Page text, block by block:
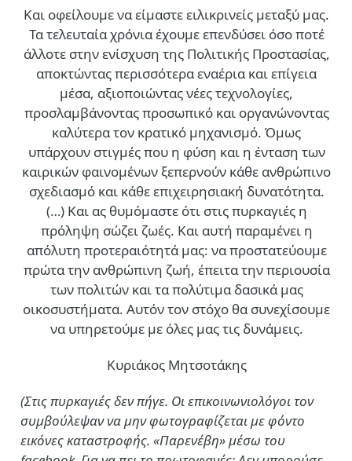
Και οφείλουμε να είμαστε ειλικρινείς μεταξύ μας.
Τα τελευταία χρόνια έχουμε επενδύσει όσο ποτέ
άλλοτε στην ενίσχυση της Πολιτικής Προστασίας,
αποκτώντας περισσότερα εναέρια και επίγεια
μέσα, αξιοποιώντας νέες τεχνολογίες,
προσλαμβάνοντας προσωπικό και οργανώνοντας
καλύτερα τον κρατικό μηχανισμό. Όμως
υπάρχουν στιγμές που η φύση και η ένταση των
καιρικών φαινομένων ξεπερνούν κάθε ανθρώπινο
σχεδιασμό και κάθε επιχειρησιακή δυνατότητα.
(…) Και ας θυμόμαστε ότι στις πυρκαγιές η
πρόληψη σώζει ζωές. Και αυτή παραμένει η
απόλυτη προτεραιότητά μας: να προστατεύουμε
πρώτα την ανθρώπινη ζωή, έπειτα την περιουσία
των πολιτών και τα πολύτιμα δασικά μας
οικοσυστήματα. Αυτόν τον στόχο θα συνεχίσουμε
να υπηρετούμε με όλες μας τις δυνάμεις.
Κυριάκος Μητσοτάκης
(Στις πυρκαγιές δεν πήγε. Οι επικοινωνιολόγοι τον
συμβούλεψαν να μην φωτογραφίζεται με φόντο
εικόνες καταστροφής. «Παρενέβη» μέσω του